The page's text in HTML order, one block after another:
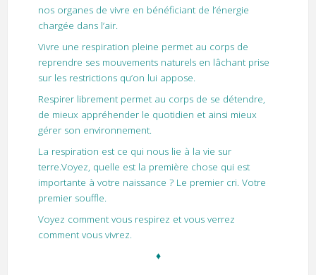
nos organes de vivre en bénéficiant de l’énergie
chargée dans l’air.
Vivre une respiration pleine permet au corps de
reprendre ses mouvements naturels en lâchant prise
sur les restrictions qu’on lui appose.
Respirer librement permet au corps de se détendre,
de mieux appréhender le quotidien et ainsi mieux
gérer son environnement.
La respiration est ce qui nous lie à la vie sur
terre.Voyez, quelle est la première chose qui est
importante à votre naissance ? Le premier cri. Votre
premier souffle.
Voyez comment vous respirez et vous verrez
comment vous vivrez.
♦